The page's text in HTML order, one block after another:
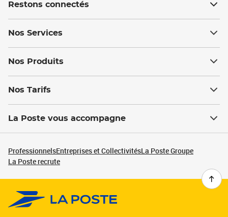
Restons connectés
Nos Services
Nos Produits
Nos Tarifs
La Poste vous accompagne
ProfessionnelsEntreprises et CollectivitésLa Poste Groupe
La Poste recrute